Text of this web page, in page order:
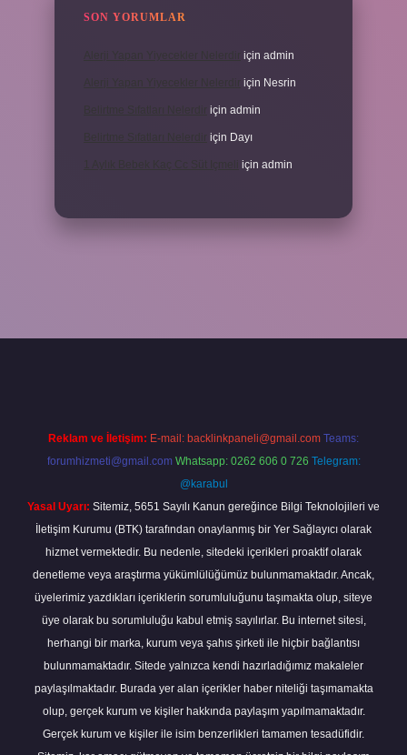
SON YORUMLAR
için admin
için Nesrin
için admin
için Dayı
için admin
Reklam ve İletişim: E-mail: backlinkpaneli@gmail.com Teams:
forumhizmeti@gmail.com Whatsapp: 0262 606 0 726 Telegram:
@karabul
Yasal Uyarı: Sitemiz, 5651 Sayılı Kanun gereğince Bilgi Teknolojileri ve
İletişim Kurumu (BTK) tarafından onaylanmış bir Yer Sağlayıcı olarak
hizmet vermektedir. Bu nedenle, sitedeki içerikleri proaktif olarak
denetleme veya araştırma yükümlülüğümüz bulunmamaktadır. Ancak,
üyelerimiz yazdıkları içeriklerin sorumluluğunu taşımakta olup, siteye
üye olarak bu sorumluluğu kabul etmiş sayılırlar. Bu internet sitesi,
herhangi bir marka, kurum veya şahıs şirketi ile hiçbir bağlantısı
bulunmamaktadır. Sitede yalnızca kendi hazırladığımız makaleler
paylaşılmaktadır. Burada yer alan içerikler haber niteliği taşımamakta
olup, gerçek kurum ve kişiler hakkında paylaşım yapılmamaktadır.
Gerçek kurum ve kişiler ile isim benzerlikleri tamamen tesadüfidir.